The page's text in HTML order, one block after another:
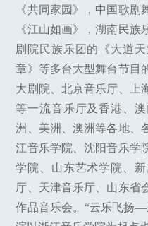
《共同家园》，中国歌剧
《江山如画》，湖南民
剧院民族乐团的《大道
章》等多台大型舞台节目
大剧院、北京音乐厅、上
等一流音乐厅及香港、
洲、美洲、澳洲等各地、
江音乐学院、沈阳音乐学
学院、山东艺术学院、
厅、天津音乐厅、山东省
作品音乐会。“云乐飞扬